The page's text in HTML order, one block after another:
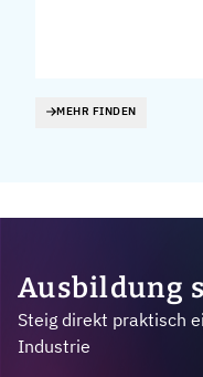
MEHR FINDEN
Ausbildung
Steig direkt praktisch
Industrie